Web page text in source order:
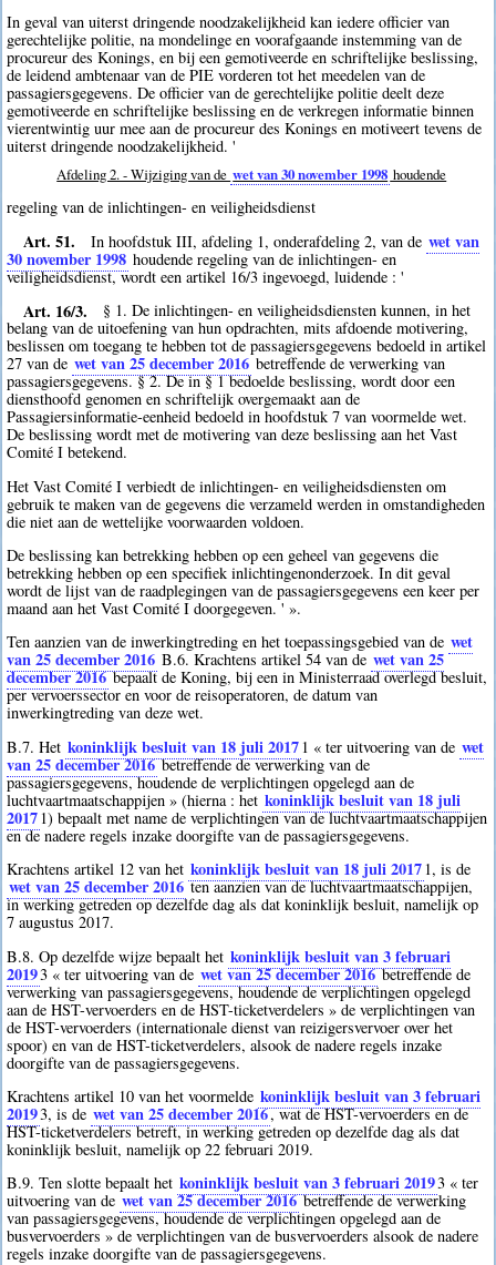
In geval van uiterst dringende noodzakelijkheid kan iedere officier van
gerechtelijke politie, na mondelinge en voorafgaande instemming van de
procureur des Konings, en bij een gemotiveerde en schriftelijke beslissing,
de leidend ambtenaar van de PIE vorderen tot het meedelen van de
passagiersgegevens. De officier van de gerechtelijke politie deelt deze
gemotiveerde en schriftelijke beslissing en de verkregen informatie binnen
vierentwintig uur mee aan de procureur des Konings en motiveert tevens de
uiterst dringende noodzakelijkheid. '
Afdeling 2. - Wijziging van de wet van 30 november 1998 houdende
regeling van de inlichtingen- en veiligheidsdienst
Art. 51. In hoofdstuk III, afdeling 1, onderafdeling 2, van de wet van
30 november 1998 houdende regeling van de inlichtingen- en
veiligheidsdienst, wordt een artikel 16/3 ingevoegd, luidende : '
Art. 16/3.
§ 1. De inlichtingen- en veiligheidsdiensten kunnen, in het
belang van de uitoefening van hun opdrachten, mits afdoende motivering,
beslissen om toegang te hebben tot de passagiersgegevens bedoeld in artikel
27 van de wet van 25 december 2016 betreffende de verwerking van
passagiersgegevens. § 2. De in § 1 bedoelde beslissing, wordt door een
diensthoofd genomen en schriftelijk overgemaakt aan de
Passagiersinformatie-eenheid bedoeld in hoofdstuk 7 van voormelde wet.
De beslissing wordt met de motivering van deze beslissing aan het Vast
Comité I betekend.
Het Vast Comité I verbiedt de inlichtingen- en veiligheidsdiensten om
gebruik te maken van de gegevens die verzameld werden in omstandigheden
die niet aan de wettelijke voorwaarden voldoen.
De beslissing kan betrekking hebben op een geheel van gegevens die
betrekking hebben op een specifiek inlichtingenonderzoek. In dit geval
wordt de lijst van de raadplegingen van de passagiersgegevens een keer per
maand aan het Vast Comité I doorgegeven. ' ».
Ten aanzien van de inwerkingtreding en het toepassingsgebied van de wet
van 25 december 2016 B.6. Krachtens artikel 54 van de wet van 25
december 2016bepaalt de Koning, bij een in Ministerraad overlegd besluit,
per vervoerssector en voor de reisoperatoren, de datum van
inwerkingtreding van deze wet.
B.7. Het koninklijk besluit van 18 juli 2017 1 « ter uitvoering van de wet
van 25 december 2016betreffende de verwerking van de
passagiersgegevens, houdende de verplichtingen opgelegd aan de
luchtvaartmaatschappijen » (hierna : het koninklijk besluit van 18 juli
2017 1) bepaalt met name de verplichtingen van de luchtvaartmaatschappijen
en de nadere regels inzake doorgifte van de passagiersgegevens.
Krachtens artikel 12 van het koninklijk besluit van 18 juli 2017 1, is de
wet van 25 december 2016 ten aanzien van de luchtvaartmaatschappijen,
in werking getreden op dezelfde dag als dat koninklijk besluit, namelijk op
7 augustus 2017.
B.8. Op dezelfde wijze bepaalt het koninklijk besluit van 3 februari
20193 « ter uitvoering van de wet van 25 december 2016betreffende de
verwerking van passagiersgegevens, houdende de verplichtingen opgelegd
aan de HST-vervoerders en de HST-ticketverdelers » de verplichtingen van
de HST-vervoerders (internationale dienst van reizigersvervoer over het
spoor) en van de HST-ticketverdelers, alsook de nadere regels inzake
doorgifte van de passagiersgegevens.
Krachtens artikel 10 van het voormelde koninklijk besluit van 3 februari
20193, is de wet van 25 december 2016, wat de HST-vervoerders en de
HST-ticketverdelers betreft, in werking getreden op dezelfde dag als dat
koninklijk besluit, namelijk op 22 februari 2019.
B.9. Ten slotte bepaalt het koninklijk besluit van 3 februari 20193 « ter
uitvoering van de wet van 25 december 2016betreffende de verwerking
van passagiersgegevens, houdende de verplichtingen opgelegd aan de
busvervoerders » de verplichtingen van de busvervoerders alsook de nadere
regels inzake doorgifte van de passagiersgegevens.